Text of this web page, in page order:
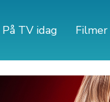
På TV idag Filmer